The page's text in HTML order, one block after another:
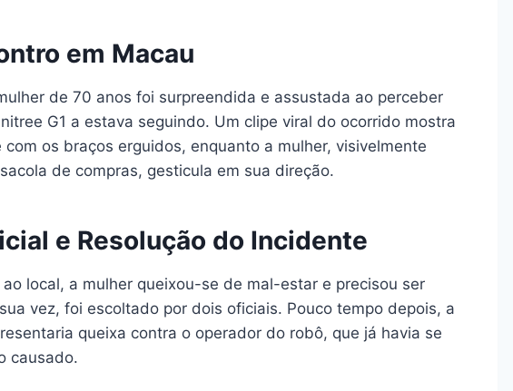
em Macau
de 70 anos foi surpreendida e assustada ao perceber
G1 a estava seguindo. Um clipe viral do ocorrido mostra
os braços erguidos, enquanto a mulher, visivelmente
de compras, gesticula em sua direção.
e Resolução do Incidente
local, a mulher queixou-se de mal-estar e precisou ser
vez, foi escoltado por dois oficiais. Pouco tempo depois, a
queixa contra o operador do robô, que já havia se
causado.